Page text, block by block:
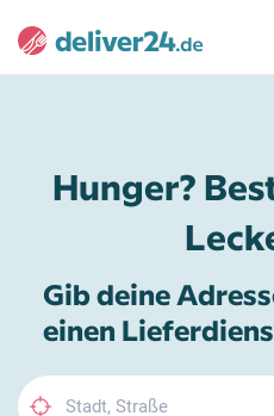
Hunger?
Gib deine
einen